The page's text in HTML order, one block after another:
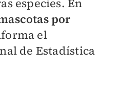
especies. En
por
el
de Estadística